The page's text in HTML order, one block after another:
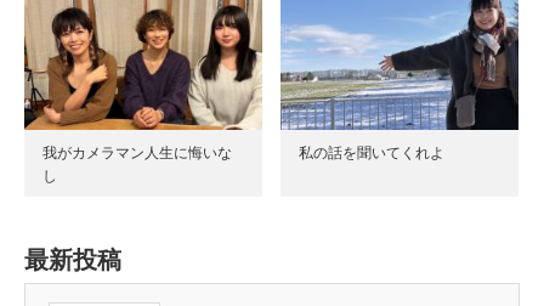
我がカメラマン人生に悔いな
し
私の話を聞いてくれよ
最新投稿